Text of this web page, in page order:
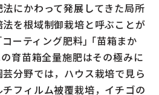
にかわって発展してきた局所
を根域制御栽培と呼ぶことが
ーティング肥料｣ ｢苗箱まか
育苗箱全量施肥はその極みに
分野では，ハウス栽培で見ら
フィルム被覆栽培，イチゴの